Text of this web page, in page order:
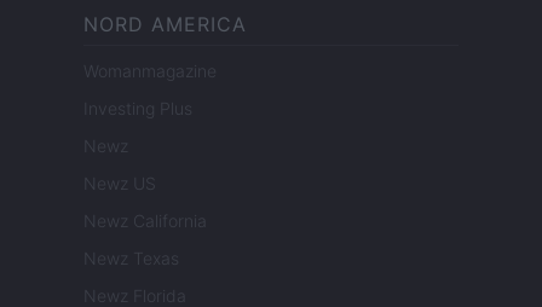
NORD AMERICA
Womanmagazine
Investing Plus
Newz
Newz US
Newz California
Newz Texas
Newz Florida